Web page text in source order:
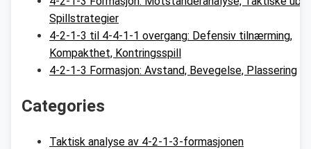
Spillstrategier
4-2-1-3 til 4-4-1-1 overgang: Defensiv tilnærming,
Kompakthet, Kontringsspill
4-2-1-3 Formasjon: Avstand, Bevegelse, Plassering
Categories
Taktisk analyse av 4-2-1-3-formasjonen